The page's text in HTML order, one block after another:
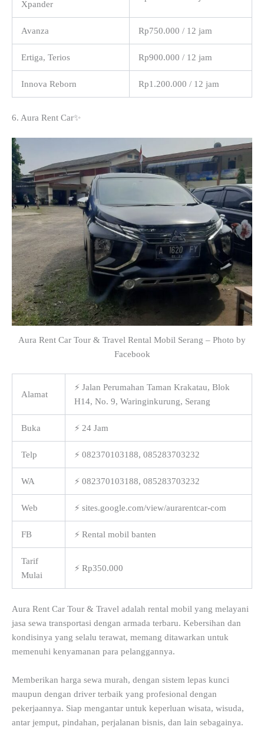
Xpander
Avanza Rp750.000 / 12 jam
Ertiga, Terios Rp900.000 / 12 jam
Innova Reborn Rp1.200.000 / 12 jam
6. Aura Rent Car✨
Aura Rent Car Tour & Travel Rental Mobil Serang – Photo by
Facebook
Alamat
⚡ Jalan Perumahan Taman Krakatau, Blok
H14, No. 9, Waringinkurung, Serang
Buka ⚡ 24 Jam
Telp ⚡ 082370103188, 085283703232
WA ⚡ 082370103188, 085283703232
Web ⚡ sites.google.com/view/aurarentcar-com
FB ⚡ Rental mobil banten
Tarif
Mulai
⚡ Rp350.000
Aura Rent Car Tour & Travel adalah rental mobil yang melayani
jasa sewa transportasi dengan armada terbaru. Kebersihan dan
kondisinya yang selalu terawat, memang ditawarkan untuk
memenuhi kenyamanan para pelanggannya.
Memberikan harga sewa murah, dengan sistem lepas kunci
maupun dengan driver terbaik yang profesional dengan
pekerjaannya. Siap mengantar untuk keperluan wisata, wisuda,
antar jemput, pindahan, perjalanan bisnis, dan lain sebagainya.